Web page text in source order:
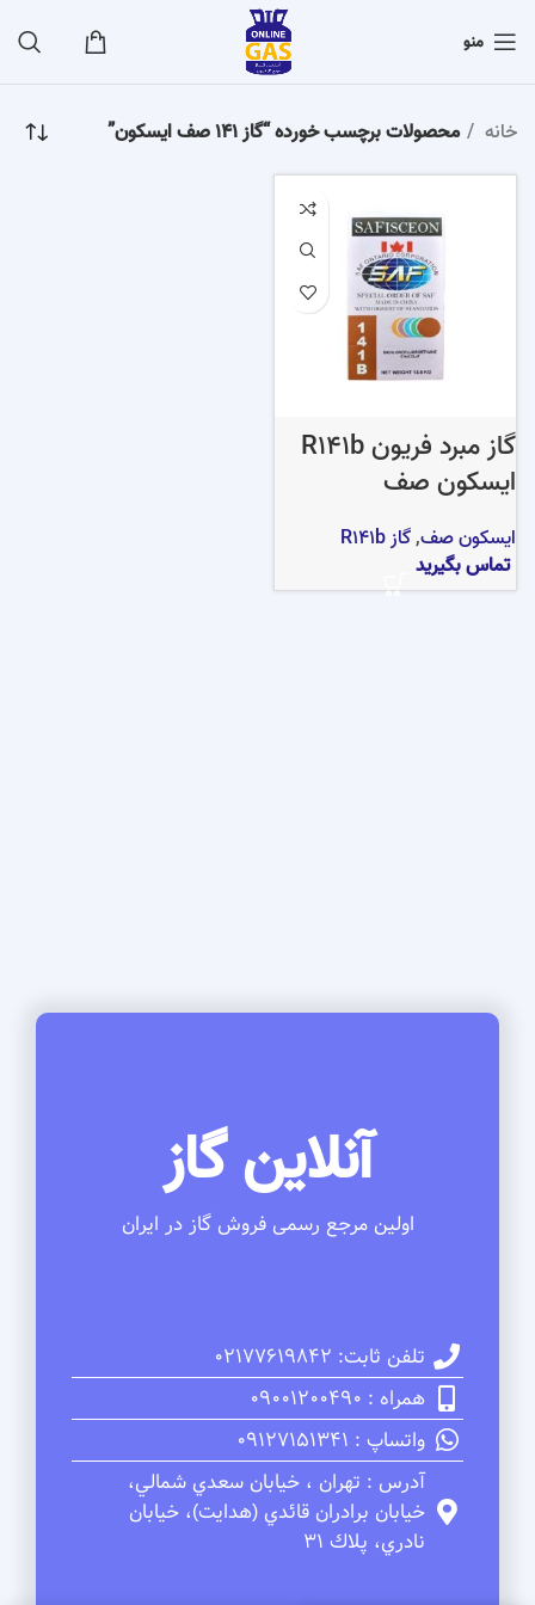
منو
خانه محصولات برچسب خورده “گاز 141 صف ایسکون”
گاز مبرد فریون R141b
ایسکون صف
ایسکون صف,گاز R141b
تماس بگیرید
آنلاین گاز
اولین مرجع رسمی فروش گاز در ایران
تلفن ثابت: 02177619842
همراه : 09001200490
واتساپ : 09127151341
آدرس : تهران ، خيابان سعدي شمالي،
خيابان برادران قائدي (هدايت)، خيابان
نادري، پلاك 31